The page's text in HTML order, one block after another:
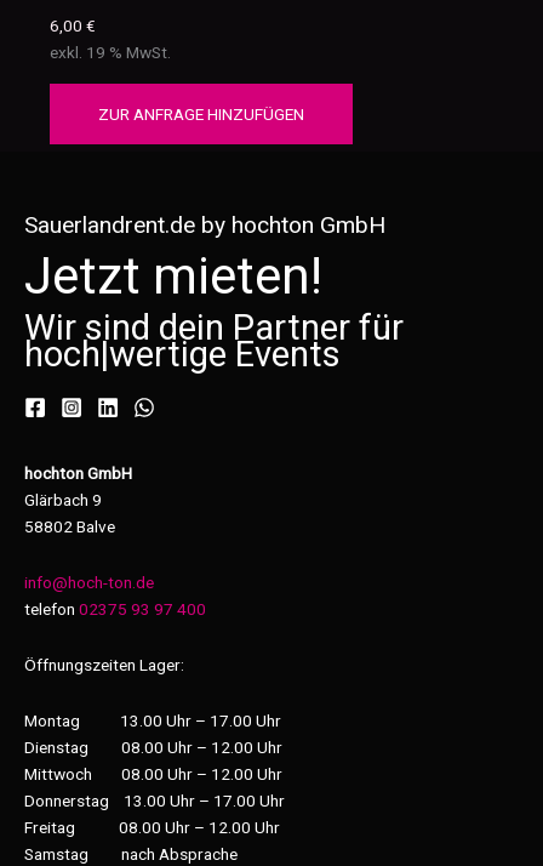
6,00€
exkl. 19 % MwSt.
ZUR ANFRAGE HINZUFÜGEN
Sauerlandrent.de by hochton GmbH
Jetzt mieten!
Wir sind dein Partner für
hoch|wertige Events
hochton GmbH
Glärbach 9
58802 Balve
info@hoch-ton.de
telefon 02375 93 97 400
Öffnungszeiten Lager:
Montag 13.00 Uhr – 17.00 Uhr
Dienstag 08.00 Uhr – 12.00 Uhr
Mittwoch 08.00 Uhr – 12.00 Uhr
Donnerstag 13.00 Uhr – 17.00 Uhr
Freitag 08.00 Uhr – 12.00 Uhr
Samstag nach Absprache